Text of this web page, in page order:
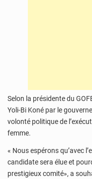
Selon la présidente du
Yoli-Bi Koné par le
volonté politique de
femme.
« Nous espérons qu’avec
candidate sera élue et
prestigieux comité», a